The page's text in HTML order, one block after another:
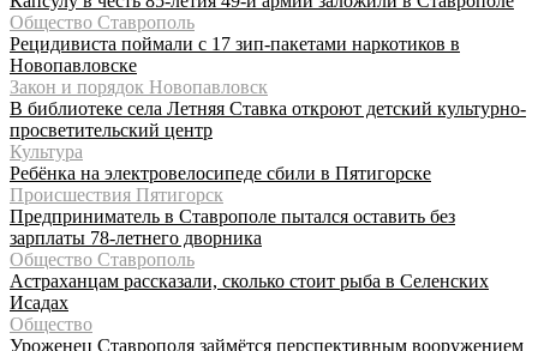
Общество Ставрополь
Рецидивиста поймали с 17 зип-пакетами наркотиков в
Новопавловске
Закон и порядок Новопавловск
В библиотеке села Летняя Ставка откроют детский культурно-
просветительский центр
Культура
Ребёнка на электровелосипеде сбили в Пятигорске
Происшествия Пятигорск
Предприниматель в Ставрополе пытался оставить без
зарплаты 78-летнего дворника
Общество Ставрополь
Астраханцам рассказали, сколько стоит рыба в Селенских
Исадах
Общество
Уроженец Ставрополя займётся перспективным вооружением